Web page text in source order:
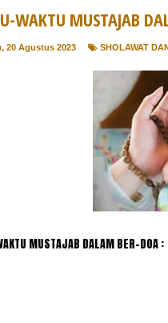
WAKTU MUSTAJAB
20 Agustus 2023 SHOLAWAT
MUSTAJAB DALAM BER-DOA :